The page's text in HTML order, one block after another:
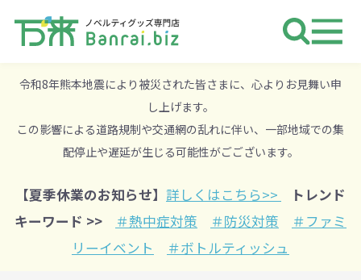
令和8年熊本地震により被災された皆さまに、心よりお見舞い申
し上げます。
この影響による道路規制や交通網の乱れに伴い、一部地域での集
配停止や遅延が生じる可能性がごございます。
【夏季休業のお知らせ】 詳しくはこちら>>
トレンド
キーワード >>
＃熱中症対策 ＃防災対策
＃ファミ
リーイベント
＃ボトルティッシュ